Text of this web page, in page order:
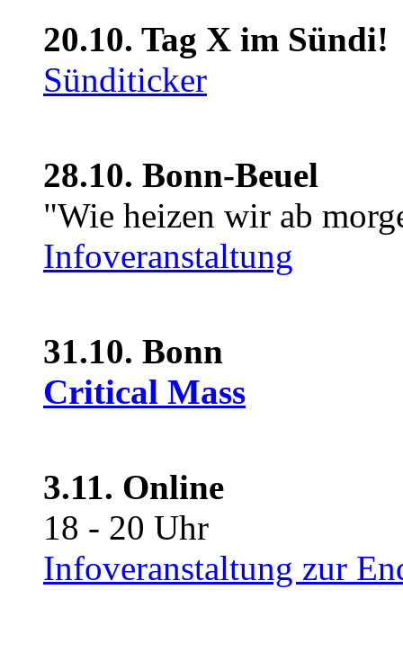
20.10. Tag X im Sündi!
Sünditicker
28.10. Bonn-Beuel
"Wie heizen wir ab
Infoveranstaltung
31.10. Bonn
Critical Mass
3.11. Online
18 - 20 Uhr
Infoveranstaltung zur